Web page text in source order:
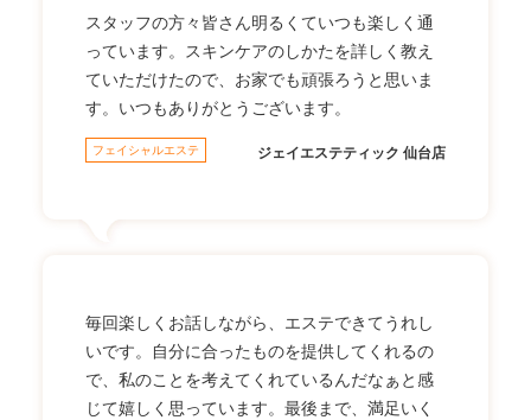
スタッフの方々皆さん明るくていつも楽しく通
っています。スキンケアのしかたを詳しく教え
ていただけたので、お家でも頑張ろうと思いま
す。いつもありがとうございます。
フェイシャルエステ ジェイエステティック 仙台店
毎回楽しくお話しながら、エステできてうれし
いです。自分に合ったものを提供してくれるの
で、私のことを考えてくれているんだなぁと感
じて嬉しく思っています。最後まで、満足いく